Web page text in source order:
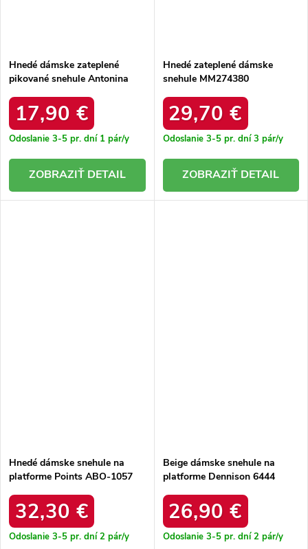
Hnedé dámske zateplené
pikované snehule Antonina
27061-B
17,90 €
Odoslanie 3-5 pr. dní 1 pár/y
DETAIL
Hnedé zateplené dámske
snehule MM274380
29,70 €
Odoslanie 3-5 pr. dní3 pár/y
DETAIL
Hnedé dámske snehule na
platforme Points ABO-1057
32,30 €
Odoslanie 3-5 pr. dní2 pár/y
Beige dámske snehule na
platforme Dennison 6444
26,90 €
Odoslanie 3-5 pr. dní2 pár/y